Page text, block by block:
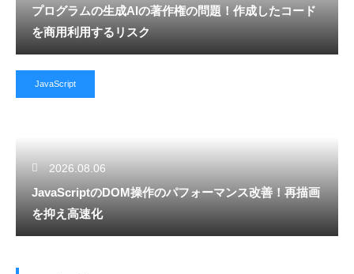
プログラムの生成AIの著作権の問題！作成したコード
を商用利用するリスク
JavaScript
2026.08.06
JavaScriptのDOM操作のパフォーマンス改善！再描画
を抑え高速化